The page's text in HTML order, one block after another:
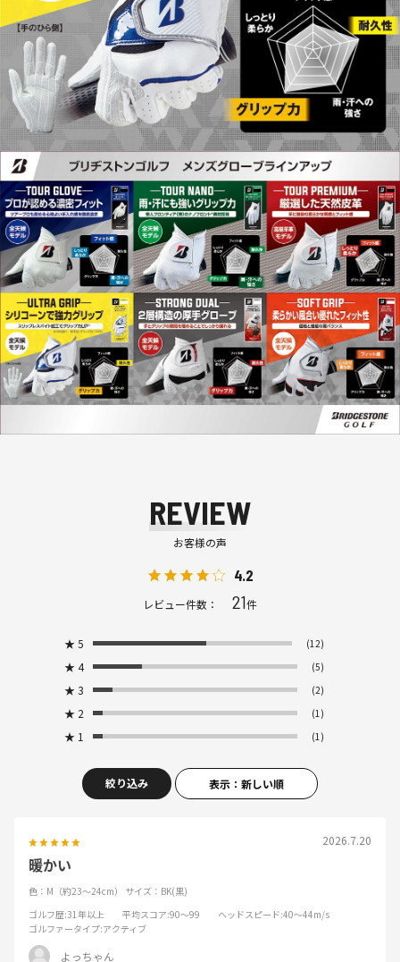
REVIEW
お客様の声
4.2
レビュー件数： 21件
★ 5 (12)
★ 4 (5)
★ 3 (2)
★ 2 (1)
★ 1 (1)
絞り込み 表示：新しい順
2026.7.20
暖かい
色：M（約23～24cm）
サイズ：BK(黒)
ゴルフ歴:31年以上 平均スコア:90～99 ヘッドスピード:40～44m/s
ゴルファータイプ:アクティブ
よっちゃん